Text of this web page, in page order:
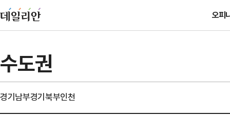
오피
수도권
경기남부경기북부인천